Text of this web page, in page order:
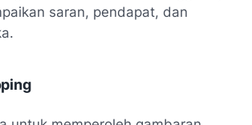
saran, pendapat, dan